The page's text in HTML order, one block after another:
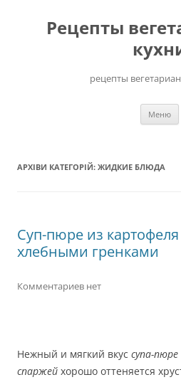
Рецепты
рецепты
Меню
АРХІВИ КАТЕГОРІЙ: ЖИДКИЕ БЛЮДА
Суп-пюре из
хлебными гренками
Комментариев нет
Нежный и мягкий вкус супа-
спаржей хорошо оттеняется